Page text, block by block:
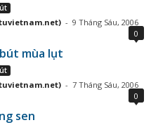
- 9 Tháng Sáu, 2006
0
mùa lụt
- 7 Tháng Sáu, 2006
0
sen